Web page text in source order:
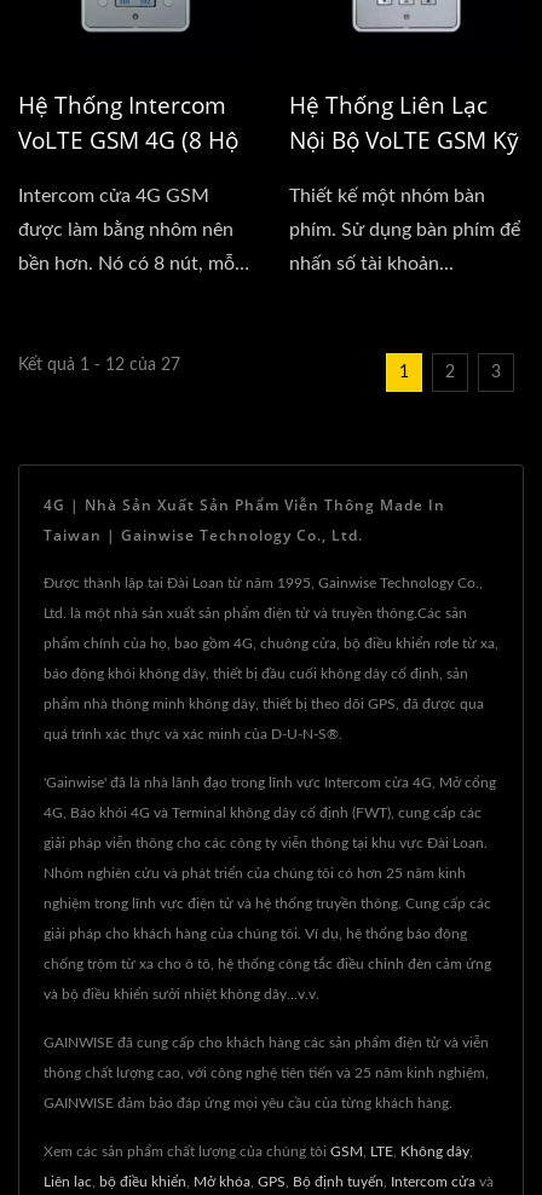
Hệ Thống Intercom
VoLTE GSM 4G (8 Hộ
Intercom cửa 4G GSM
được làm bằng nhôm nên
bền hơn. Nó có 8 nút, mỗi
Hệ Thống Liên Lạc
Nội Bộ VoLTE GSM Kỹ
Cư Dân)
Thiết kế một nhóm bàn
phím. Sử dụng bàn phím để
nhấn số tài khoản...
Kết quả 1 - 12 của 27 1 2 3
4G | Nhà Sản Xuất Sản Phẩm Viễn Thông Made In
Taiwan | Gainwise Technology Co., Ltd.
Được thành lập tại Đài Loan từ năm 1995, Gainwise Technology Co.,
Ltd. là một nhà sản xuất sản phẩm điện tử và truyền thông.Các sản
phẩm chính của họ, bao gồm 4G, chuông cửa, bộ điều khiển rơle từ xa,
báo động khói không dây, thiết bị đầu cuối không dây cố định, sản
phẩm nhà thông minh không dây, thiết bị theo dõi GPS, đã được qua
quá trình xác thực và xác minh của D-U-N-S®.
'Gainwise' đã là nhà lãnh đạo trong lĩnh vực Intercom cửa 4G, Mở cổng
4G, Báo khói 4G và Terminal không dây cố định (FWT), cung cấp các
giải pháp viễn thông cho các công ty viễn thông tại khu vực Đài Loan.
Nhóm nghiên cứu và phát triển của chúng tôi có hơn 25 năm kinh
nghiệm trong lĩnh vực điện tử và hệ thống truyền thông. Cung cấp các
giải pháp cho khách hàng của chúng tôi. Ví dụ, hệ thống báo động
chống trộm từ xa cho ô tô, hệ thống công tắc điều chỉnh đèn cảm ứng
và bộ điều khiển sưởi nhiệt không dây...v.v.
GAINWISE đã cung cấp cho khách hàng các sản phẩm điện tử và viễn
thông chất lượng cao, với công nghệ tiên tiến và 25 năm kinh nghiệm,
GAINWISE đảm bảo đáp ứng mọi yêu cầu của từng khách hàng.
Xem các sản phẩm chất lượng của chúng tôi GSM LTE Không dây
Liên lạc bộ điều khiển Mở khóa GPS Bộ định tuyến Intercom cửa và